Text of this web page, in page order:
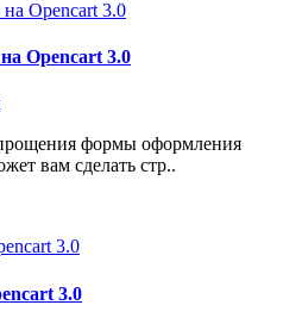
Opencart 3.0
формы оформления
вам сделать стр..
3.0